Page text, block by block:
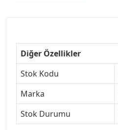
Diğer Özellikler
Stok Kodu
Marka
Stok Durumu